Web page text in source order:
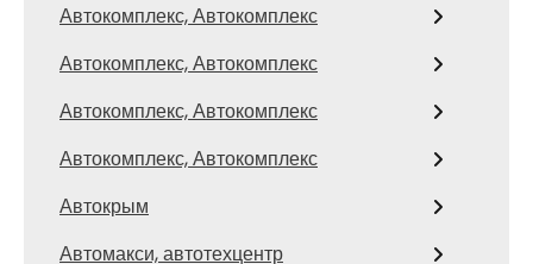
Автокомплекс, Автокомплекс
Автокомплекс, Автокомплекс
Автокомплекс, Автокомплекс
Автокомплекс, Автокомплекс
Автокрым
Автомакси, автотехцентр